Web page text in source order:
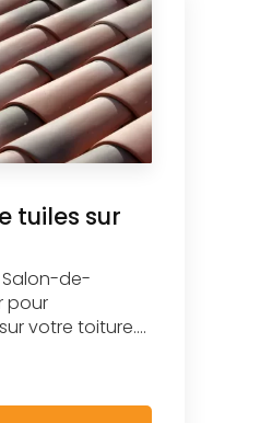
tuiles sur
Salon-de-
pour
votre toiture....